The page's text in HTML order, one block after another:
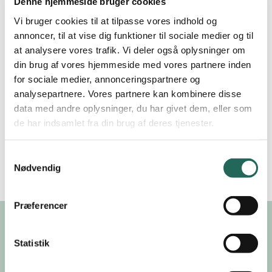
Vi bruger cookies til at tilpasse vores indhold og
annoncer, til at vise dig funktioner til sociale medier og til
at analysere vores trafik. Vi deler også oplysninger om
din brug af vores hjemmeside med vores partnere inden
for sociale medier, annonceringspartnere og
analysepartnere. Vores partnere kan kombinere disse
data med andre oplysninger, du har givet dem, eller som
de har indsamlet fra din brug af deres tjenester.
Nødvendig
Præferencer
Statistik
Kontakt
Ulrik Sundahl Sørensen
Stævnekoordinator,
organisationskonsulent og
projektleder
2060 3057
Jørgen Erik Christensen
Disciplinansvarlig
joergenerik@yahoo.com